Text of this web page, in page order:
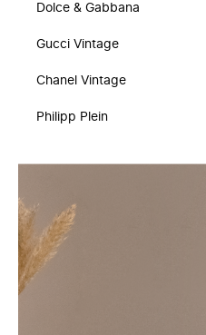
Dolce & Gabbana
Gucci Vintage
Chanel Vintage
Philipp Plein